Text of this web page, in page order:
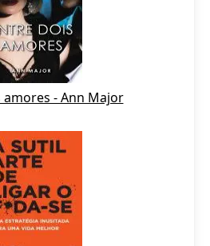
amores - Ann Major